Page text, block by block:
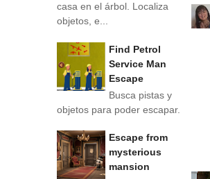
casa en el árbol. Localiza
objetos, e...
Find Petrol
Service Man
Escape
Busca pistas y
objetos para poder escapar.
Escape from
mysterious
mansion